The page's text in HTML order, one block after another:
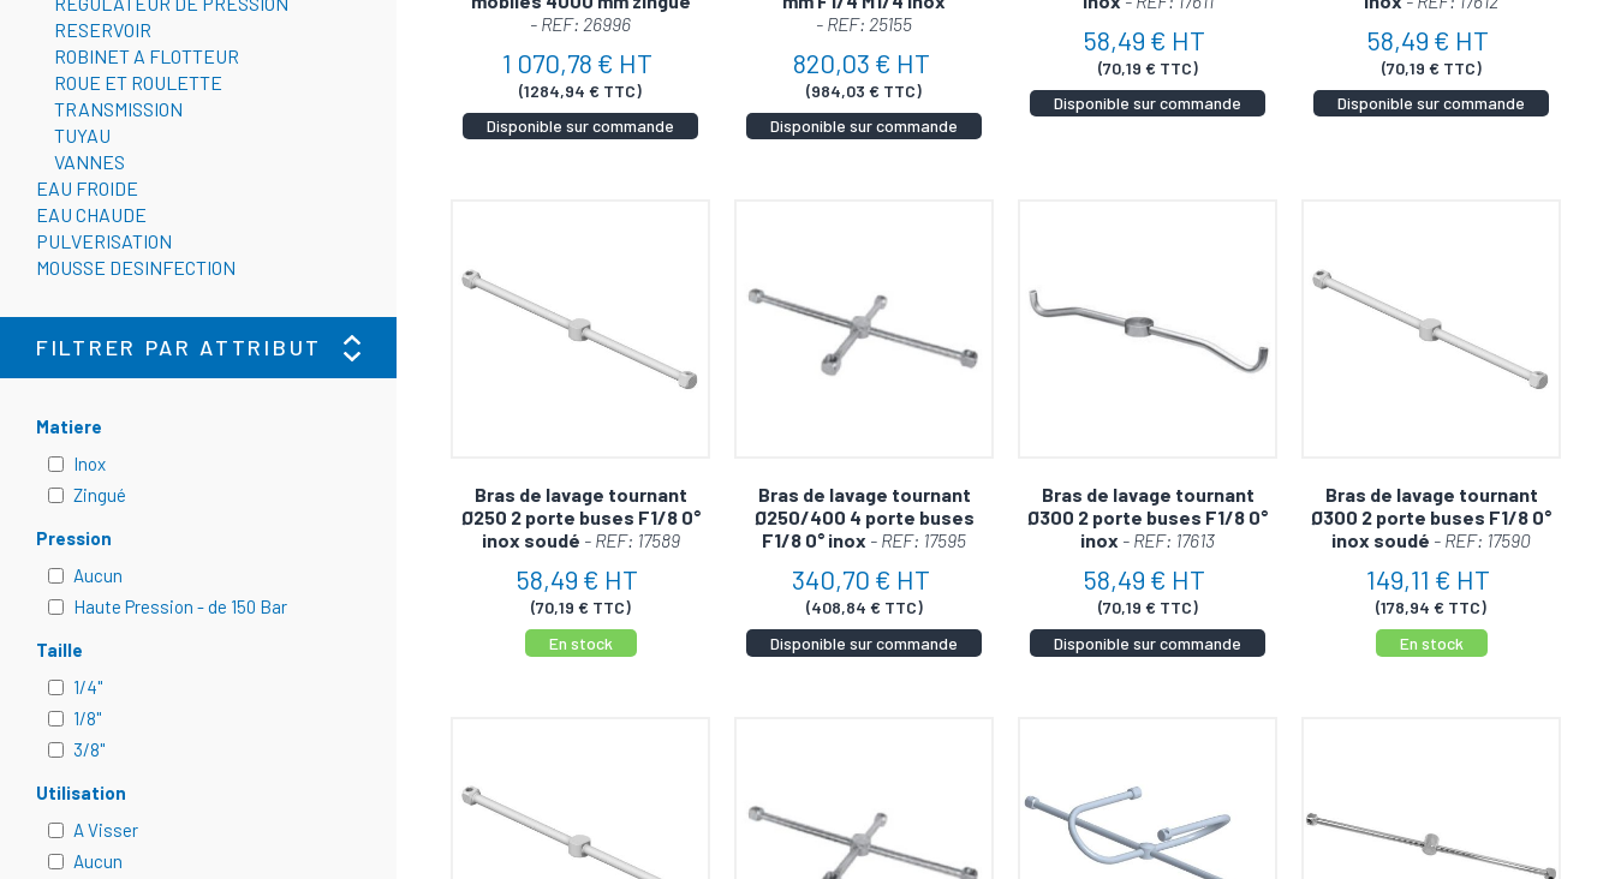
RESERVOIR
ROBINET A FLOTTEUR
ROUE ET ROULETTE
TRANSMISSION
TUYAU
VANNES
EAU FROIDE
EAU CHAUDE
PULVERISATION
MOUSSE DESINFECTION
FILTRER PAR ATTRIBUT
Matiere
Inox
Zingué
Pression
Aucun
Haute Pression - de 150 Bar
Taille
1/4"
1/8"
3/8"
Utilisation
A Visser
Aucun
Efficacité Redoutable
Lorsqu'il est couplé à un raccord tournant, le bras rotatif haute pression offre une efficacité et une puissance de
nettoyage incomparables. Il permet d'atteindre des zones difficiles, tout en éliminant les saletés les plus tenaces en un
pression
- REF: 26996
1 070,78 € HT
(1284,94 € TTC)
Disponible sur commande
- REF: 25155
820,03 € HT
(984,03 € TTC)
Disponible sur commande
58,49 € HT
(70,19 € TTC)
Disponible sur commande
58,49 € HT
(70,19 € TTC)
Disponible sur commande
Bras de lavage tournant
Ø250 2 porte buses F1/8 0°
inox soudé - REF: 17589
58,49 € HT
(70,19 € TTC)
En stock
Bras de lavage tournant
Ø250/400 4 porte buses
F1/8 0° inox - REF: 17595
340,70 € HT
(408,84 € TTC)
Disponible sur commande
Bras de lavage tournant
Ø300 2 porte buses F1/8 0°
inox - REF: 17613
58,49 € HT
(70,19 € TTC)
Disponible sur commande
Bras de lavage tournant
Ø300 2 porte buses F1/8 0°
inox soudé - REF: 17590
149,11 € HT
(178,94 € TTC)
En stock